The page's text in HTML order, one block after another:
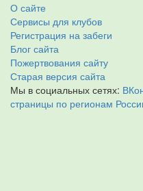
О сайте
Сервисы для клубов
Регистрация на забеги
Блог сайта
Пожертвования сайту
Старая версия сайта
Мы в социальных сетях:
страницы по регионам